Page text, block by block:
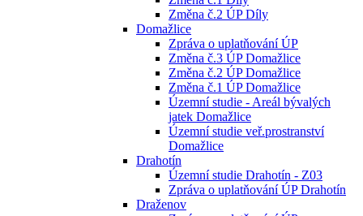
Změna č.2 ÚP Díly
Domažlice
Zpráva o uplatňování ÚP
Změna č.3 ÚP Domažlice
Změna č.2 ÚP Domažlice
Změna č.1 ÚP Domažlice
Územní studie - Areál bývalých
jatek Domažlice
Územní studie veř.prostranství
Domažlice
Drahotín
Územní studie Drahotín - Z03
Zpráva o uplatňování ÚP Drahotín
Draženov